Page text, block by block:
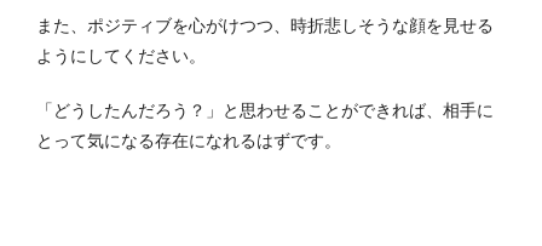
また、ポジティブを心がけつつ、時折悲しそうな顔を見せる
ようにしてください。
「どうしたんだろう？」と思わせることができれば、相手に
とって気になる存在になれるはずです。